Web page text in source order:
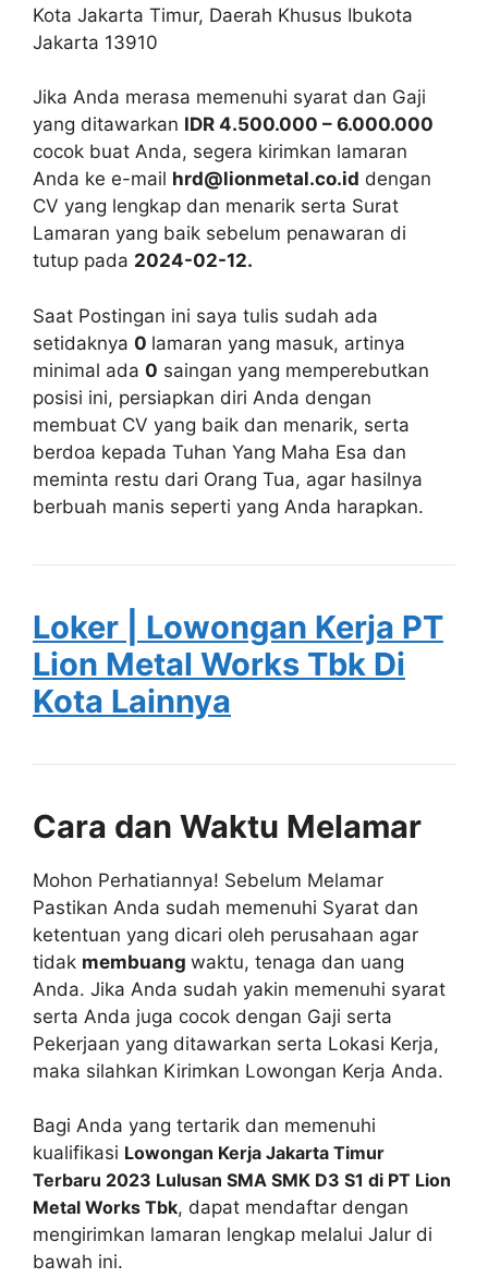
Kota Jakarta Timur, Daerah Khusus Ibukota
Jakarta 13910
Jika Anda merasa memenuhi syarat dan Gaji
yang ditawarkan IDR 4.500.000 – 6.000.000
cocok buat Anda, segera kirimkan lamaran
Anda ke e-mail hrd@lionmetal.co.id dengan
CV yang lengkap dan menarik serta Surat
Lamaran yang baik sebelum penawaran di
tutup pada 2024-02-12.
Saat Postingan ini saya tulis sudah ada
setidaknya 0 lamaran yang masuk, artinya
minimal ada 0 saingan yang memperebutkan
posisi ini, persiapkan diri Anda dengan
membuat CV yang baik dan menarik, serta
berdoa kepada Tuhan Yang Maha Esa dan
meminta restu dari Orang Tua, agar hasilnya
berbuah manis seperti yang Anda harapkan.
Loker | Lowongan Kerja PT
Lion Metal Works Tbk Di
Kota Lainnya
Cara dan Waktu Melamar
Mohon Perhatiannya! Sebelum Melamar
Pastikan Anda sudah memenuhi Syarat dan
ketentuan yang dicari oleh perusahaan agar
tidak membuang waktu, tenaga dan uang
Anda. Jika Anda sudah yakin memenuhi syarat
serta Anda juga cocok dengan Gaji serta
Pekerjaan yang ditawarkan serta Lokasi Kerja,
maka silahkan Kirimkan Lowongan Kerja Anda.
Bagi Anda yang tertarik dan memenuhi
kualifikasi Lowongan Kerja Jakarta Timur
Terbaru 2023 Lulusan SMA SMK D3 S1 di PT Lion
Metal Works Tbk, dapat mendaftar dengan
mengirimkan lamaran lengkap melalui Jalur di
bawah ini.